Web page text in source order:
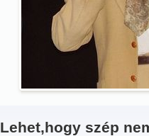
Lehet,hogy szép